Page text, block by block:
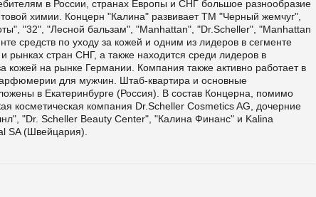
в России, странах Европы и СНГ большое разнообразие
химии. Концерн "Калина" развивает ТМ "Черный жемчуг",
"32", "Лесной бальзам", "Manhattan", "Dr.Scheller", "Manhattan
средств по уходу за кожей и одним из лидеров в сегменте
рынках стран СНГ, а также находится среди лидеров в
кожей на рынке Германии. Компания также активно работает в
для мужчин. Штаб-квартира и основные
в Екатеринбурге (Россия). В состав Концерна, помимо
косметическая компания Dr.Scheller Cosmetics AG, дочерние
"Dr. Scheller Beauty Center", "Калина Финанс" и Kalina
SA (Швейцария).